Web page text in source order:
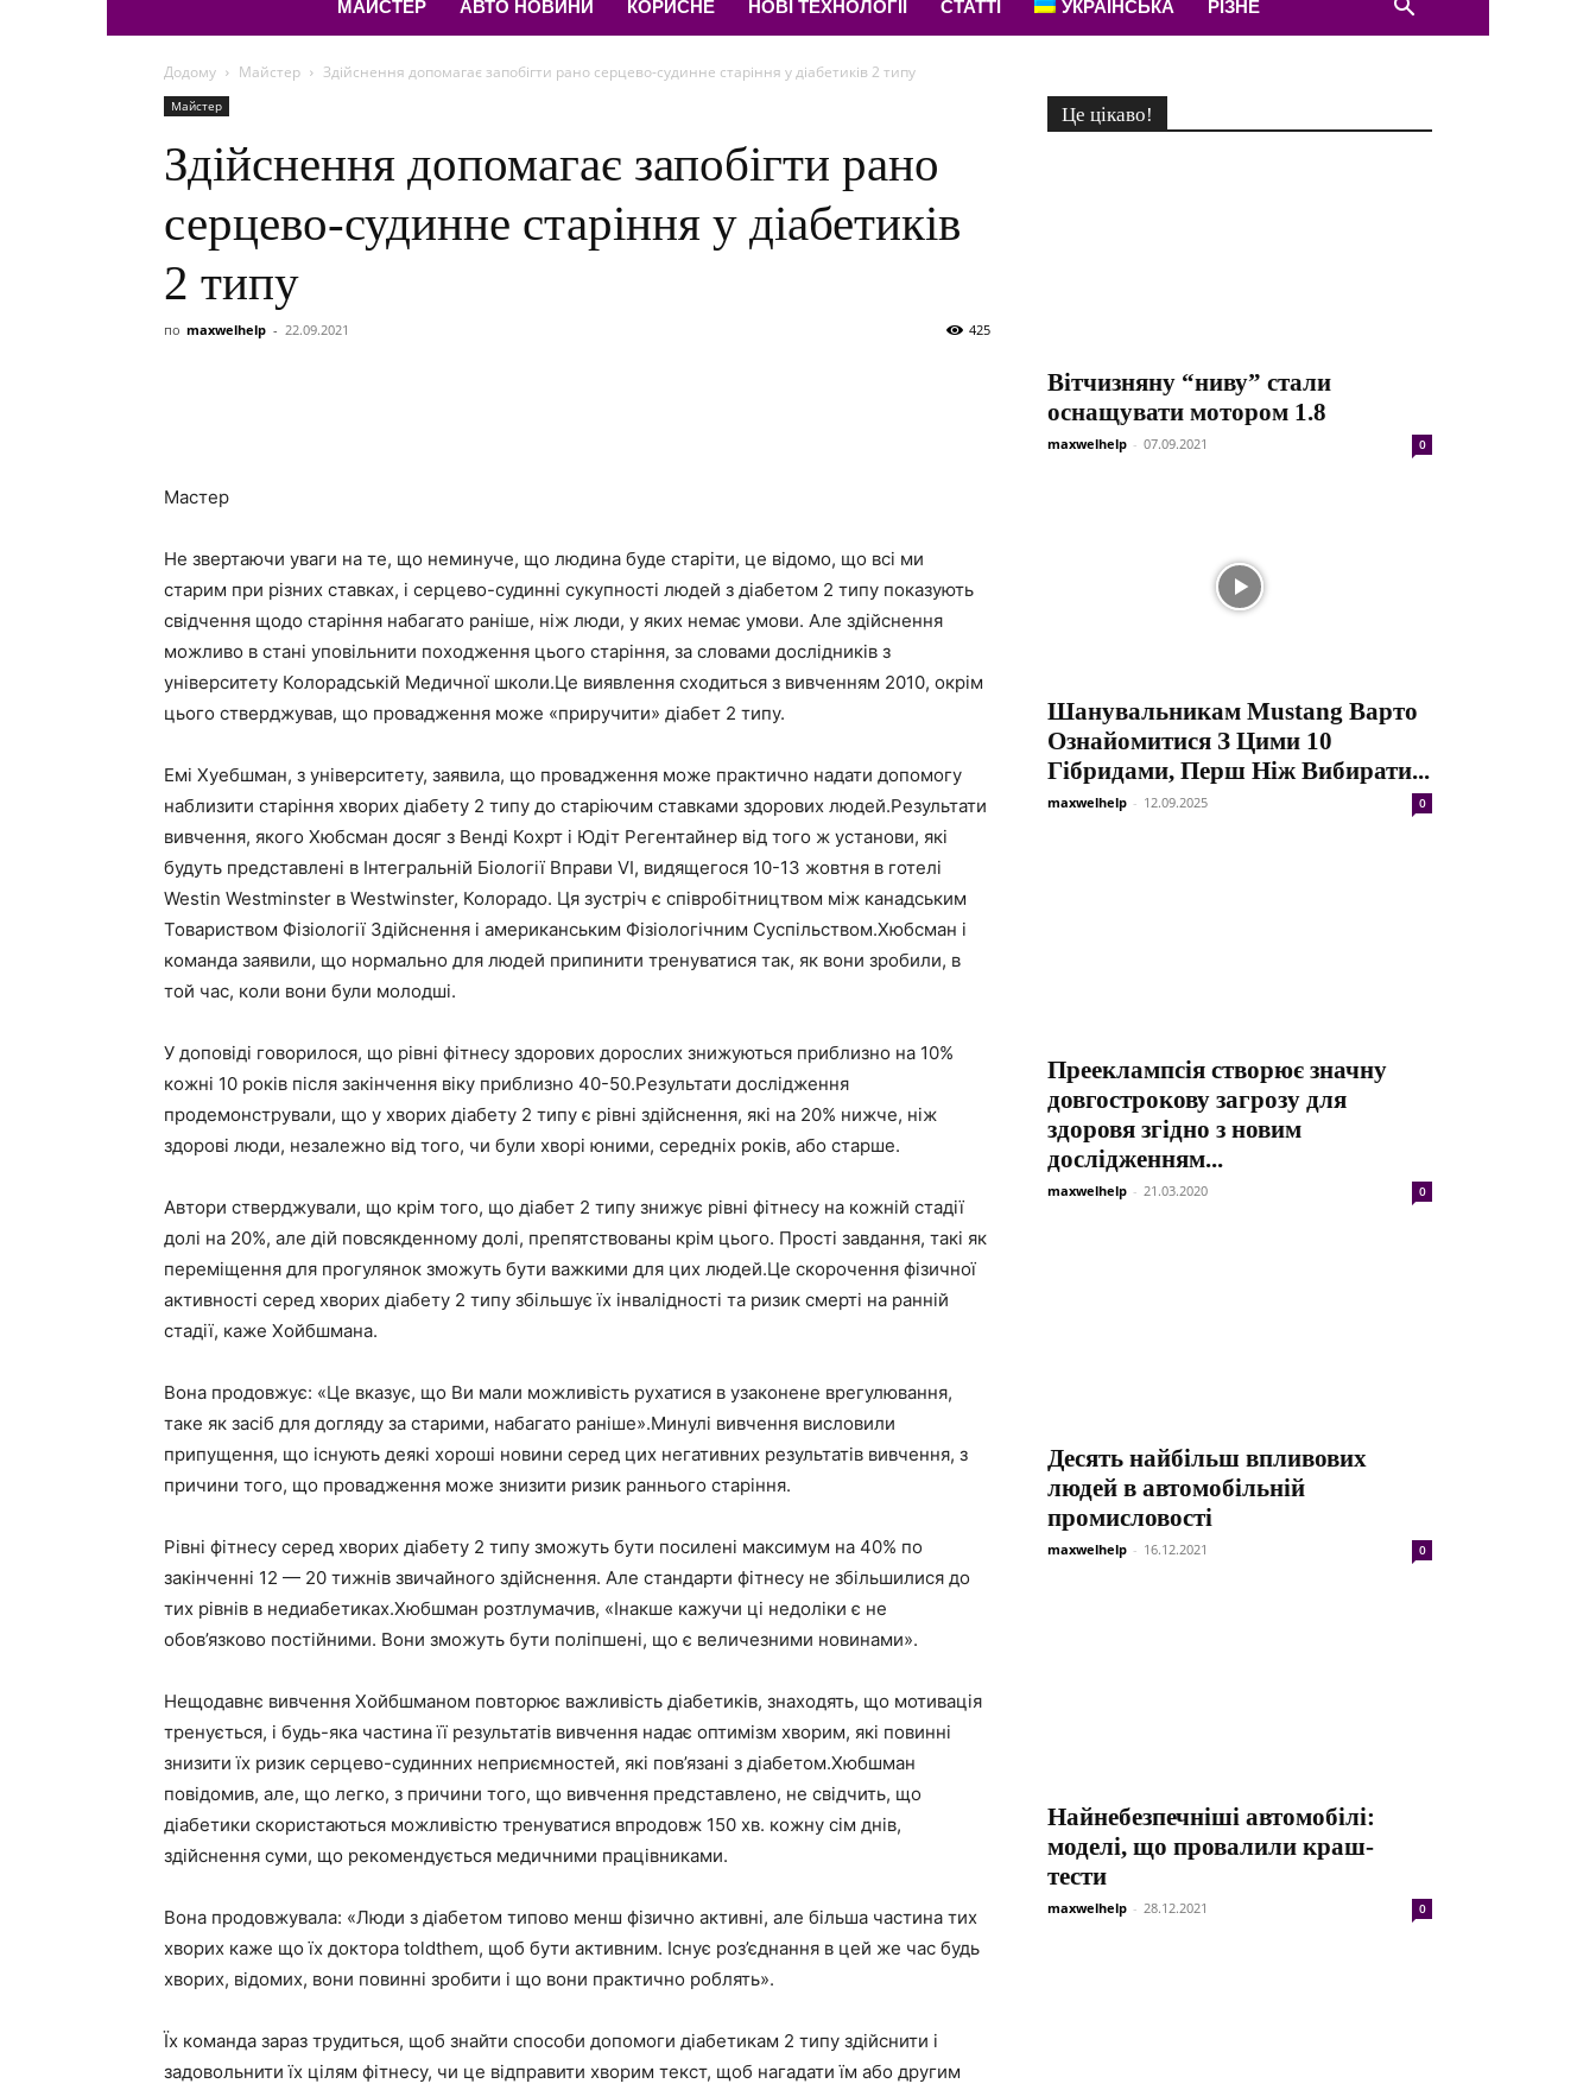
МАЙСТЕР АВТО НОВИНИ КОРИСНЕ НОВІ ТЕХНОЛОГІЇ СТАТТІ УКРАЇНСЬКА РІЗНЕ
Додому Майстер Здійснення допомагає запобігти рано серцево-судинне старіння у діабетиків 2 типу
Майстер
Здійснення допомагає запобігти рано
серцево-судинне старіння у діабетиків
2 типу
по maxwelhelp - 22.09.2021 425
Мастер
Не звертаючи уваги на те, що неминуче, що людина буде старіти, це відомо, що всі ми
старим при різних ставках, і серцево-судинні сукупності людей з діабетом 2 типу показують
свідчення щодо старіння набагато раніше, ніж люди, у яких немає умови. Але здійснення
можливо в стані уповільнити походження цього старіння, за словами дослідників з
університету Колорадській Медичної школи.Це виявлення сходиться з вивченням 2010, окрім
цього стверджував, що провадження може «приручити» діабет 2 типу.
Емі Хуебшман, з університету, заявила, що провадження може практично надати допомогу
наблизити старіння хворих діабету 2 типу до старіючим ставками здорових людей.Результати
вивчення, якого Хюбсман досяг з Венді Кохрт і Юдіт Регентайнер від того ж установи, які
будуть представлені в Інтегральній Біології Вправи VI, видящегося 10-13 жовтня в готелі
Westin Westminster в Westwinster, Колорадо. Ця зустріч є співробітництвом між канадським
Товариством Фізіології Здійснення і американським Фізіологічним Суспільством.Хюбсман і
команда заявили, що нормально для людей припинити тренуватися так, як вони зробили, в
той час, коли вони були молодші.
У доповіді говорилося, що рівні фітнесу здорових дорослих знижуються приблизно на 10%
кожні 10 років після закінчення віку приблизно 40-50.Результати дослідження
продемонстрували, що у хворих діабету 2 типу є рівні здійснення, які на 20% нижче, ніж
здорові люди, незалежно від того, чи були хворі юними, середніх років, або старше.
Автори стверджували, що крім того, що діабет 2 типу знижує рівні фітнесу на кожній стадії
долі на 20%, але дій повсякденному долі, препятствованы крім цього. Прості завдання, такі як
переміщення для прогулянок зможуть бути важкими для цих людей.Це скорочення фізичної
активності серед хворих діабету 2 типу збільшує їх інвалідності та ризик смерті на ранній
стадії, каже Хойбшмана.
Вона продовжує: «Це вказує, що Ви мали можливість рухатися в узаконене врегулювання,
таке як засіб для догляду за старими, набагато раніше».Минулі вивчення висловили
припущення, що існують деякі хороші новини серед цих негативних результатів вивчення, з
причини того, що провадження може знизити ризик раннього старіння.
Рівні фітнесу серед хворих діабету 2 типу зможуть бути посилені максимум на 40% по
закінченні 12 — 20 тижнів звичайного здійснення. Але стандарти фітнесу не збільшилися до
тих рівнів в недиабетиках.Хюбшман розтлумачив, «Інакше кажучи ці недоліки є не
обов’язково постійними. Вони зможуть бути поліпшені, що є величезними новинами».
Нещодавнє вивчення Хойбшманом повторює важливість діабетиків, знаходять, що мотивація
тренується, і будь-яка частина її результатів вивчення надає оптимізм хворим, які повинні
знизити їх ризик серцево-судинних неприємностей, які пов’язані з діабетом.Хюбшман
повідомив, але, що легко, з причини того, що вивчення представлено, не свідчить, що
діабетики скористаються можливістю тренуватися впродовж 150 хв. кожну сім днів,
здійснення суми, що рекомендується медичними працівниками.
Вона продовжувала: «Люди з діабетом типово менш фізично активні, але більша частина тих
хворих каже що їх доктора toldthem, щоб бути активним. Існує роз’єднання в цей же час будь
хворих, відомих, вони повинні зробити і що вони практично роблять».
Їх команда зараз трудиться, щоб знайти способи допомоги діабетикам 2 типу здійснити і
задовольнити їх цілям фітнесу, чи це відправити хворим текст, щоб нагадати їм або другим
Це цікаво!
Вітчизняну “ниву” стали
оснащувати мотором 1.8
maxwelhelp - 07.09.2021 0
Шанувальникам Mustang Варто
Ознайомитися З Цими 10
Гібридами, Перш Ніж Вибирати...
maxwelhelp - 12.09.2025 0
Прееклампсія створює значну
довгострокову загрозу для
здоровя згідно з новим
дослідженням...
maxwelhelp - 21.03.2020 0
Десять найбільш впливових
людей в автомобільній
промисловості
maxwelhelp - 16.12.2021 0
Найнебезпечніші автомобілі:
моделі, що провалили краш-
тести
maxwelhelp - 28.12.2021 0